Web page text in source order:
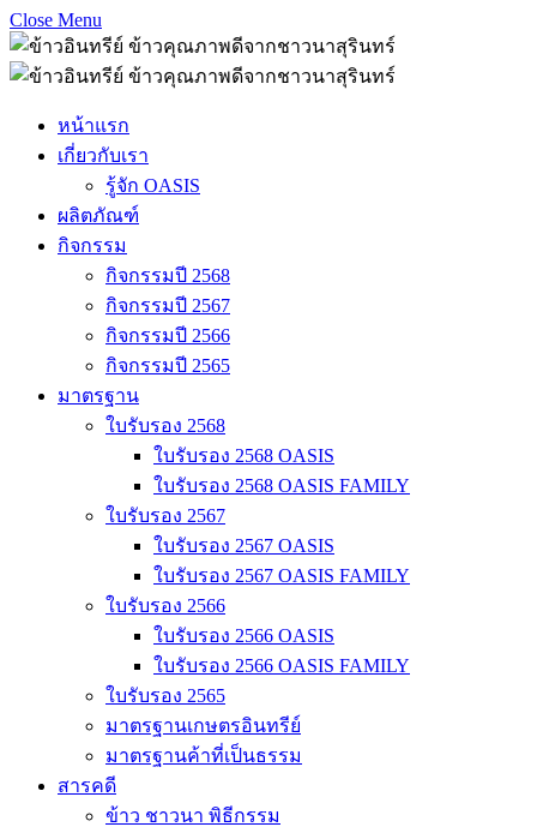
Close Menu
หน้าแรก
เกี่ยวกับเรา
รู้จัก OASIS
ผลิตภัณฑ์
กิจกรรม
กิจกรรมปี 2568
กิจกรรมปี 2567
กิจกรรมปี 2566
กิจกรรมปี 2565
มาตรฐาน
ใบรับรอง 2568
ใบรับรอง 2568 OASIS
ใบรับรอง 2568 OASIS FAMILY
ใบรับรอง 2567
ใบรับรอง 2567 OASIS
ใบรับรอง 2567 OASIS FAMILY
ใบรับรอง 2566
ใบรับรอง 2566 OASIS
ใบรับรอง 2566 OASIS FAMILY
ใบรับรอง 2565
มาตรฐานเกษตรอินทรีย์
มาตรฐานค้าที่เป็นธรรม
สารคดี
ข้าว ชาวนา พิธีกรรม